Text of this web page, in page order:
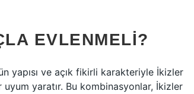
EVLENMELI?
yapısı ve açık fikirli karakteriyle İkizler
yaratır. Bu kombinasyonlar, İkizler